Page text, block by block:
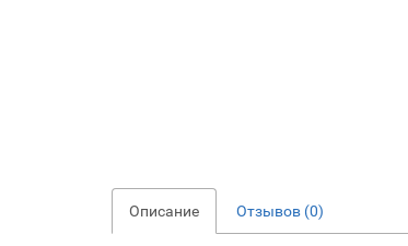
Описание Отзывов (0)